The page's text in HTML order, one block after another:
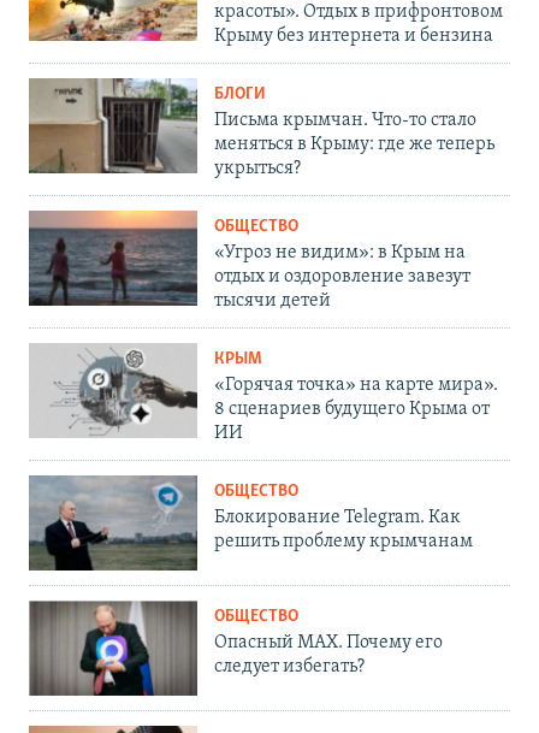
красоты». Отдых в прифронтовом
Крыму без интернета и бензина
БЛОГИ
Письма крымчан. Что-то стало
меняться в Крыму: где же теперь
укрыться?
ОБЩЕСТВО
«Угроз не видим»: в Крым на
отдых и оздоровление завезут
тысячи детей
КРЫМ
«Горячая точка» на карте мира».
8 сценариев будущего Крыма от
ИИ
ОБЩЕСТВО
Блокирование Telegram. Как
решить проблему крымчанам
ОБЩЕСТВО
Опасный MAX. Почему его
следует избегать?